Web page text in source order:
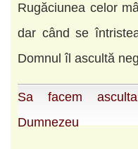
Rugăciunea celor
dar când se
Domnul îl ascultă
Sa facem
Dumnezeu